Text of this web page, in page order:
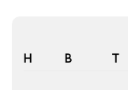
H B T